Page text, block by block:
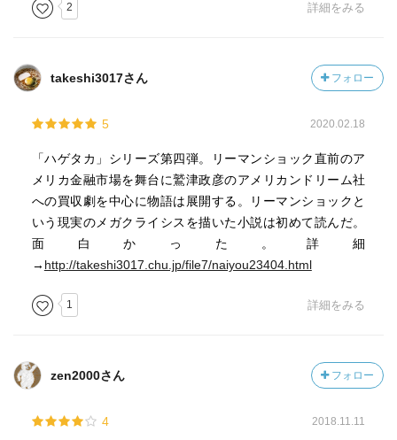
2 詳細をみる
takeshi3017さん フォロー
5 2020.02.18
「ハゲタカ」シリーズ第四弾。リーマンショック直前のア
メリカ金融市場を舞台に鷲津政彦のアメリカンドリーム社
への買収劇を中心に物語は展開する。リーマンショックと
いう現実のメガクライシスを描いた小説は初めて読んだ。
面白かった。詳細
→ http://takeshi3017.chu.jp/file7/naiyou23404.html
1 詳細をみる
zen2000さん フォロー
4 2018.11.11